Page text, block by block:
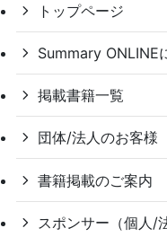
トップページ
Summary ONLINE
掲載書籍一覧
団体/法人のお客様
書籍掲載のご案内
スポンサー（個人/